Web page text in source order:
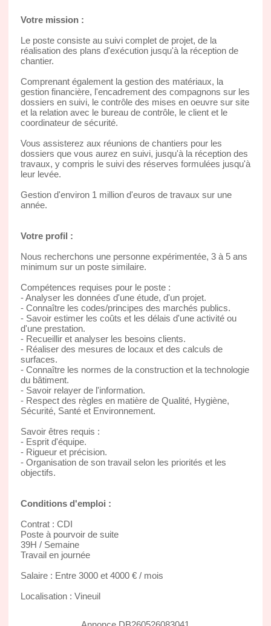
Votre mission :
Le poste consiste au suivi complet de projet, de la
réalisation des plans d'exécution jusqu'à la réception de
chantier.
Comprenant également la gestion des matériaux, la
gestion financière, l'encadrement des compagnons sur les
dossiers en suivi, le contrôle des mises en oeuvre sur site
et la relation avec le bureau de contrôle, le client et le
coordinateur de sécurité.
Vous assisterez aux réunions de chantiers pour les
dossiers que vous aurez en suivi, jusqu'à la réception des
travaux, y compris le suivi des réserves formulées jusqu'à
leur levée.
Gestion d'environ 1 million d'euros de travaux sur une
année.
Votre profil :
Nous recherchons une personne expérimentée, 3 à 5 ans
minimum sur un poste similaire.
Compétences requises pour le poste :
- Analyser les données d'une étude, d'un projet.
- Connaître les codes/principes des marchés publics.
- Savoir estimer les coûts et les délais d'une activité ou
d'une prestation.
- Recueillir et analyser les besoins clients.
- Réaliser des mesures de locaux et des calculs de
surfaces.
- Connaître les normes de la construction et la technologie
du bâtiment.
- Savoir relayer de l'information.
- Respect des règles en matière de Qualité, Hygiène,
Sécurité, Santé et Environnement.
Savoir êtres requis :
- Esprit d'équipe.
- Rigueur et précision.
- Organisation de son travail selon les priorités et les
objectifs.
Conditions d'emploi :
Contrat : CDI
Poste à pourvoir de suite
39H / Semaine
Travail en journée
Salaire : Entre 3000 et 4000 € / mois
Localisation : Vineuil